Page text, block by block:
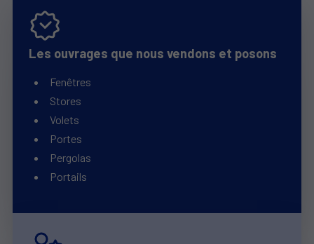
Les ouvrages que nous vendons et posons
Fenêtres
Stores
Volets
Portes
Pergolas
Portails